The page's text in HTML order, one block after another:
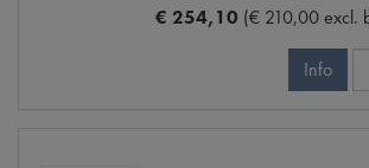
€ 254,10 (€ 210,00 excl.
Info